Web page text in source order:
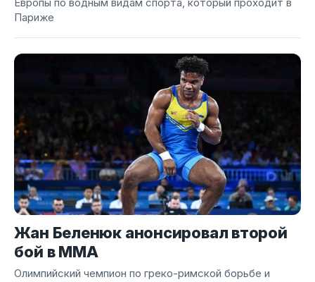
Европы по водным видам спорта, который проходит в
Париже
Жан Беленюк анонсировал второй
бой в ММА
Олимпийский чемпион по греко-римской борьбе и